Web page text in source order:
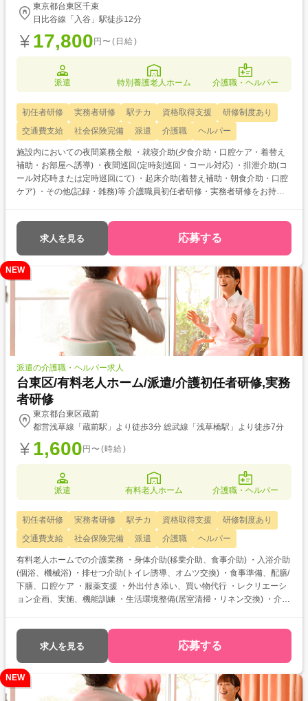
東京都台東区千束
日比谷線「入谷」駅徒歩12分
17,800 円〜(日給)
派遣 特別養護老人ホーム 介護職・ヘルパー
初任者研修 実務者研修 駅チカ 資格取得支援
研修制度あり
交通費支給
社会保険完備 派遣 介護職 ヘルパー
施設内においての夜間業務全般 ・就寝介助(夕食介助・口腔ケア・着替え
補助・お部屋へ誘導) ・夜間巡回(定時刻巡回・コール対応) ・排泄介助(コ
ール対応時または定時巡回にて) ・起床介助(着替え補助・朝食介助・口腔
ケア) ・その他(記録・雑務)等 介護職員初任者研修・実務者研修をお持ち
求人を見る 応募する
NEW
派遣の介護職・ヘルパー求人
台東区/有料老人ホーム/派遣/介護初任者研修,実務
者研修
東京都台東区蔵前
都営浅草線「蔵前駅」より徒歩3分 総武線「浅草橋駅」より徒歩7分
1,600 円〜(時給)
派遣 有料老人ホーム 介護職・ヘルパー
初任者研修 実務者研修 駅チカ 資格取得支援
研修制度あり
交通費支給
社会保険完備 派遣 介護職 ヘルパー
有料老人ホームでの介護業務 ・身体介助(移乗介助、食事介助) ・入浴介助
(個浴、機械浴) ・排せつ介助(トイレ誘導、オムツ交換) ・食事準備、配膳/
下膳、口腔ケア ・服薬支援 ・外出付き添い、買い物代行 ・レクリエーシ
ョン企画、実施、機能訓練 ・生活環境整備(居室清掃・リネン交換) ・介護
介護福祉士を目指している ・自分に合った介護施設が知りたい
求人を見る 応募する
NEW